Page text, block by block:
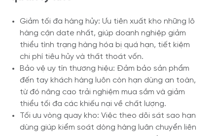
Giảm tối đa hàng hủy: Ưu tiên xuất kho những lô
hàng cận date nhất, giúp doanh nghiệp giảm
thiểu tình trạng hàng hóa bị quá hạn, tiết kiệm
chi phí tiêu hủy và thất thoát vốn.
Bảo vệ uy tín thương hiệu: Đảm bảo sản phẩm
đến tay khách hàng luôn còn hạn dùng an toàn,
từ đó nâng cao trải nghiệm mua sắm và giảm
thiểu tối đa các khiếu nại về chất lượng.
Tối ưu vòng quay kho: Việc theo dõi sát sao hạn
dùng giúp kiểm soát dòng hàng luân chuyển liên